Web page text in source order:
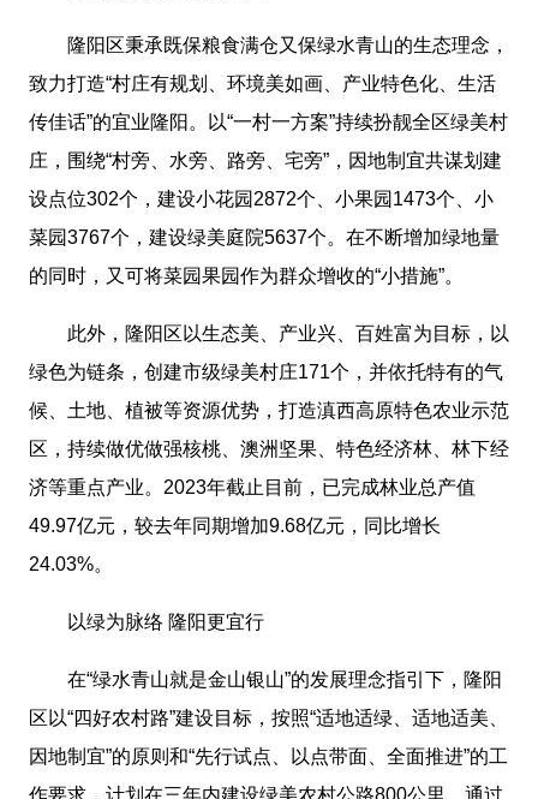
隆阳区秉承既保粮食满仓又保绿水青山的生态理念，
致力打造“村庄有规划、环境美如画、产业特色化、生活
传佳话”的宜业隆阳。以“一村一方案”持续扮靓全区绿美村
庄，围绕“村旁、水旁、路旁、宅旁”，因地制宜共谋划建
设点位302个，建设小花园2872个、小果园1473个、小
菜园3767个，建设绿美庭院5637个。在不断增加绿地量
的同时，又可将菜园果园作为群众增收的“小措施”。
此外，隆阳区以生态美、产业兴、百姓富为目标，以
绿色为链条，创建市级绿美村庄171个，并依托特有的气
候、土地、植被等资源优势，打造滇西高原特色农业示范
区，持续做优做强核桃、澳洲坚果、特色经济林、林下经
济等重点产业。2023年截止目前，已完成林业总产值
49.97亿元，较去年同期增加9.68亿元，同比增长
24.03%。
以绿为脉络 隆阳更宜行
在“绿水青山就是金山银山”的发展理念指引下，隆阳
区以“四好农村路”建设目标，按照“适地适绿、适地适美、
因地制宜”的原则和“先行试点、以点带面、全面推进”的工